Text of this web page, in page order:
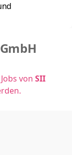
von SII